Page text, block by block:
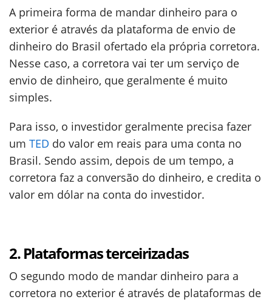
A primeira forma de mandar dinheiro para o
exterior é através da plataforma de envio de
dinheiro do Brasil ofertado ela própria corretora.
Nesse caso, a corretora vai ter um serviço de
envio de dinheiro, que geralmente é muito
simples.
Para isso, o investidor geralmente precisa fazer
um TED do valor em reais para uma conta no
Brasil. Sendo assim, depois de um tempo, a
corretora faz a conversão do dinheiro, e credita o
valor em dólar na conta do investidor.
2. Plataformas terceirizadas
O segundo modo de mandar dinheiro para a
corretora no exterior é através de plataformas de